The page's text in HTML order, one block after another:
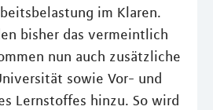
im Klaren.
bisher das vermeintlich
nun auch zusätzliche
sowie Vor- und
Lernstoffes hinzu. So wird